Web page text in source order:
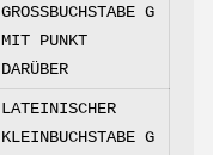
GROSSBUCHSTABE G
MIT PUNKT
DARÜBER
LATEINISCHER
KLEINBUCHSTABE G